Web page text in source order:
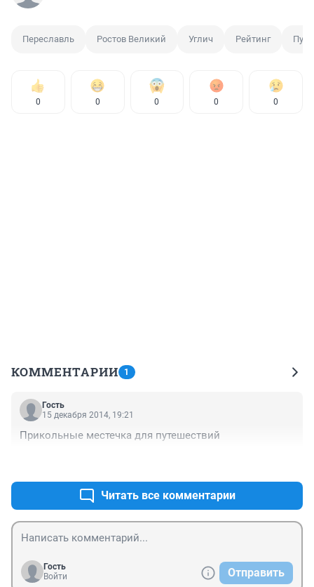
Переславль Ростов Великий Углич Рейтинг
0 0 0 0 0
КОММЕНТАРИИ 1
Гость
15 декабря 2014, 19:21
Прикольные местечка для путешествий
Читать все комментарии
Гость
Войти
Отправить